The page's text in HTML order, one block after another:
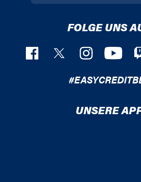
FOLGE UNS
UNSERE